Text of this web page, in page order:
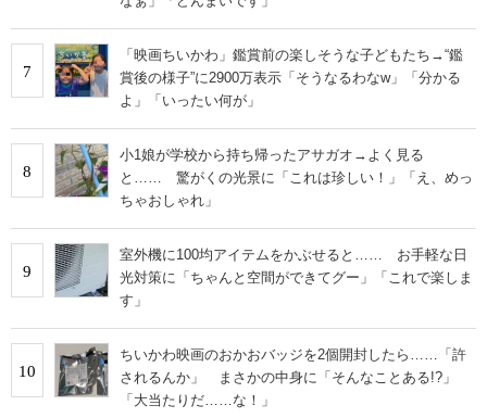
7
「映画ちいかわ」鑑賞前の楽しそうな子どもたち→“鑑
賞後の様子”に2900万表示「そうなるわなw」「分かる
よ」「いったい何が」
8
小1娘が学校から持ち帰ったアサガオ→よく見る
と…… 驚がくの光景に「これは珍しい！」「え、めっ
ちゃおしゃれ」
9
室外機に100均アイテムをかぶせると…… お手軽な日
光対策に「ちゃんと空間ができてグー」「これで楽しま
す」
10
ちいかわ映画のおかおバッジを2個開封したら……「許
されるんか」 まさかの中身に「そんなことある!?」
「大当たりだ……な！」